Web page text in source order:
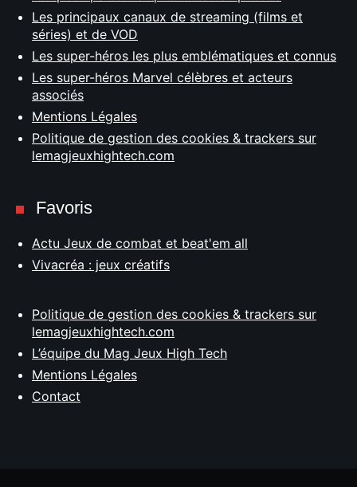
Les principaux canaux de streaming (films et
séries) et de VOD
Les super-héros les plus emblématiques et connus
Les super-héros Marvel célèbres et acteurs
associés
Mentions Légales
Politique de gestion des cookies & trackers sur
lemagjeuxhightech.com
Favoris
Actu Jeux de combat et beat'em all
Vivacréa : jeux créatifs
Politique de gestion des cookies & trackers sur
lemagjeuxhightech.com
L’équipe du Mag Jeux High Tech
Mentions Légales
Contact